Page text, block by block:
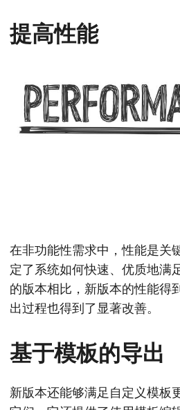
提高性能
在非功能性需求中，性能是关
定了系统如何快速、优质地满
的版本相比，新版本的性能得
出过程也得到了显著改善。
基于模板的导出
新版本还能够满足自定义模板